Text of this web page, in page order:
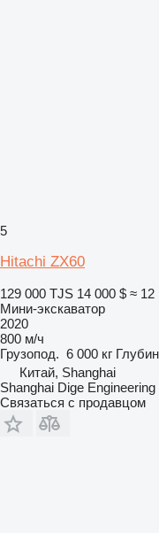
5
Hitachi ZX60
129 000 TJS 14 000 $ ≈ 12
Мини-экскаватор
2020
800 м/ч
Грузопод. 6 000 кг
Китай, Shanghai
Shanghai Dige
Связаться с продавцом